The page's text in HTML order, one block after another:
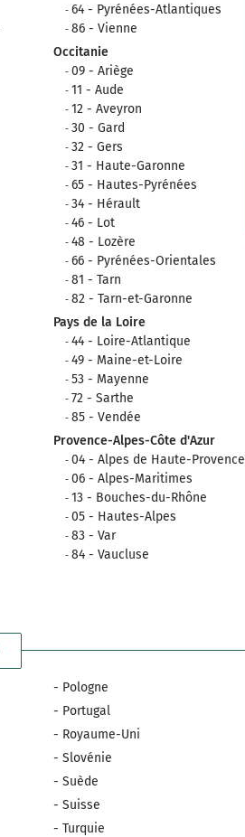
64 - Pyrénées-Atlantiques
86 - Vienne
Occitanie
09 - Ariège
11 - Aude
12 - Aveyron
30 - Gard
32 - Gers
31 - Haute-Garonne
65 - Hautes-Pyrénées
34 - Hérault
46 - Lot
48 - Lozère
66 - Pyrénées-Orientales
81 - Tarn
82 - Tarn-et-Garonne
Pays de la Loire
44 - Loire-Atlantique
49 - Maine-et-Loire
53 - Mayenne
72 - Sarthe
85 - Vendée
Provence-Alpes-Côte d'Azur
04 - Alpes de Haute-Provence
06 - Alpes-Maritimes
13 - Bouches-du-Rhône
05 - Hautes-Alpes
83 - Var
84 - Vaucluse
- Pologne
- Portugal
- Royaume-Uni
- Slovénie
- Suède
- Suisse
- Turquie